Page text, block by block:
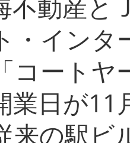
動産と
・インタ
コートヤ
業日が11
来の駅ビ